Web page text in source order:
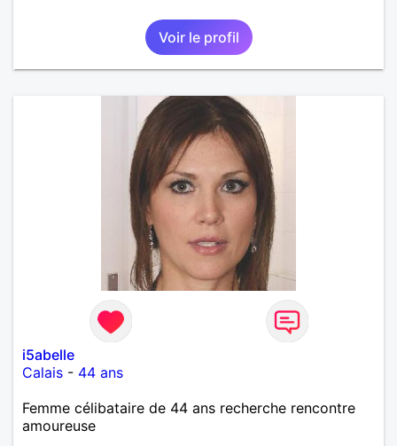
Voir le profil
i5abelle
Calais - 44 ans
Femme célibataire de 44 ans recherche rencontre
amoureuse